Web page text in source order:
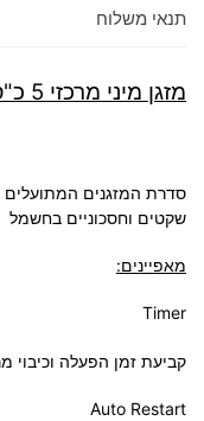
תנאי משלוח
מזגן מיני מרכזי 5 כ"ס Tornado דגם WD-52 3PH
סדרת המזגנים המתועלים
שקטים וחסכוניים בחשמל
מאפיינים:
Timer
קביעת זמן הפעלה וכיבוי
Auto Restart